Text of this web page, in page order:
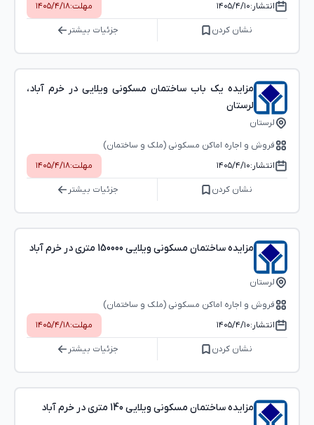
انتشار:۱۴۰۵/۴/۱۰ مهلت:۱۴۰۵/۴/۱۸
نشان کردن جزئیات بیشتر
مزایده یک باب ساختمان مسکونی ویلایی در خرم آباد،
لرستان
لرستان
فروش و اجاره اماکن مسکونی (ملک و ساختمان)
انتشار:۱۴۰۵/۴/۱۰ مهلت:۱۴۰۵/۴/۱۸
نشان کردن جزئیات بیشتر
مزایده ساختمان مسکونی ویلایی 150000 متری در خرم آباد
لرستان
فروش و اجاره اماکن مسکونی (ملک و ساختمان)
انتشار:۱۴۰۵/۴/۱۰ مهلت:۱۴۰۵/۴/۱۸
نشان کردن جزئیات بیشتر
مزایده ساختمان مسکونی ویلایی 140 متری در خرم آباد